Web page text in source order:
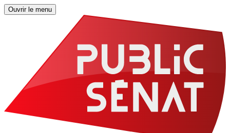
Ouvrir le menu